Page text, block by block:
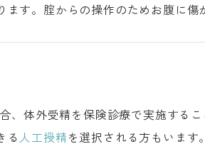
ます。腟からの操作のためお腹に
る人工授精を選択される方もいます。 可能性を広げる治療法 過去に採卵した凍結胚が残っ